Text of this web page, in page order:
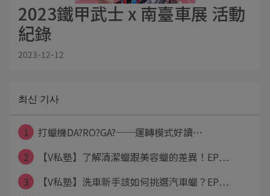
2023鐵甲武士 x 南臺車展 活動
紀錄
2023-12-12
최신 기사
1
打蠟機DA?RO?GA?──運轉模式好讀⋯
2
【V私塾】了解清潔蠟跟美容蠟的差異！EP⋯
3
【V私塾】洗車新手該如何挑選汽車蠟？EP⋯